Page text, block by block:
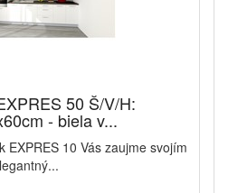
50 Š/V/H:
- biela v...
EXPRES 10 Vás zaujme svojím